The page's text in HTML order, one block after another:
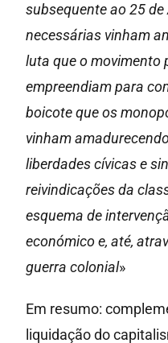
subsequente ao 25
necessárias vinham
luta que o movimento
empreendiam para
boicote que os
vinham
liberdades cívicas e
reivindicações da
esquema de
económico e, até,
guerra colonial»
Em resumo:
liquidação do